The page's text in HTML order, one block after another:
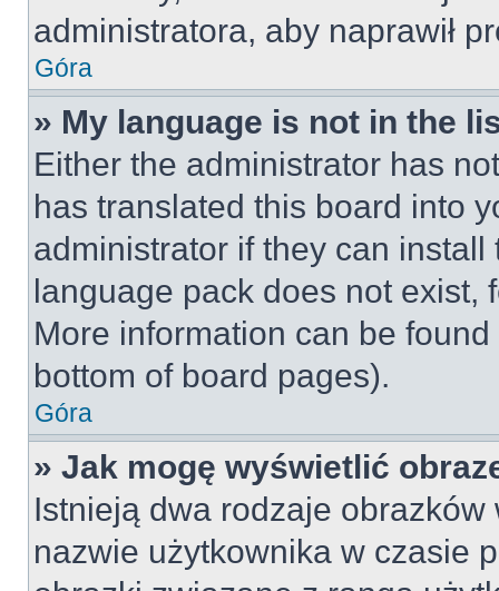
administratora, aby naprawił
Góra
» My language is not in the
Either the administrator has
has translated this board into
administrator if they can
language pack does not exist,
More information can be
bottom of board pages).
Góra
» Jak mogę wyświetlić
Istnieją dwa rodzaje
nazwie użytkownika w czasie